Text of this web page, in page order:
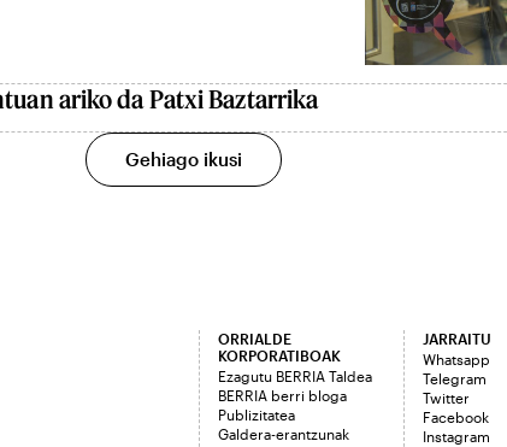
ariko da Patxi Baztarrika
Gehiago ikusi
ORRIALDE
KORPORATIBOAK
Ezagutu BERRIA Taldea
BERRIA berri bloga
Publizitatea
Galdera-erantzunak
JARRAITU
Whatsapp
Telegram
Twitter
Facebook
Instagram